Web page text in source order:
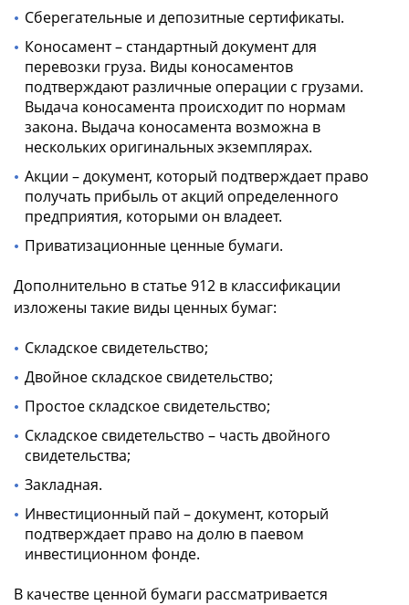
Сберегательные и депозитные сертификаты.
Коносамент – стандартный документ для
перевозки груза. Виды коносаментов
подтверждают различные операции с грузами.
Выдача коносамента происходит по нормам
закона. Выдача коносамента возможна в
нескольких оригинальных экземплярах.
Акции – документ, который подтверждает право
получать прибыль от акций определенного
предприятия, которыми он владеет.
Приватизационные ценные бумаги.
Дополнительно в статье 912 в классификации
изложены такие виды ценных бумаг:
Складское свидетельство;
Двойное складское свидетельство;
Простое складское свидетельство;
Складское свидетельство – часть двойного
свидетельства;
Закладная.
Инвестиционный пай – документ, который
подтверждает право на долю в паевом
инвестиционном фонде.
В качестве ценной бумаги рассматривается